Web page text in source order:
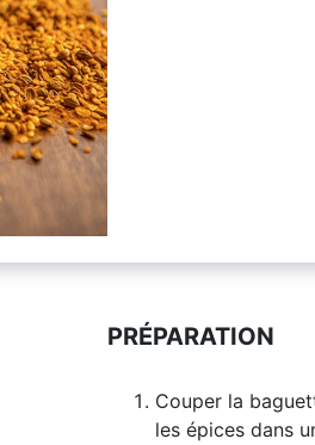
PRÉPARATION
Couper la
les épices dans